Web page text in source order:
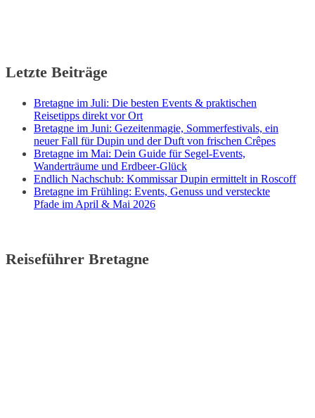
Letzte Beiträge
Bretagne im Juli: Die besten Events & praktischen
Reisetipps direkt vor Ort
Bretagne im Juni: Gezeitenmagie, Sommerfestivals, ein
neuer Fall für Dupin und der Duft von frischen Crêpes
Bretagne im Mai: Dein Guide für Segel-Events,
Wanderträume und Erdbeer-Glück
Endlich Nachschub: Kommissar Dupin ermittelt in Roscoff
Bretagne im Frühling: Events, Genuss und versteckte
Pfade im April & Mai 2026
Reiseführer Bretagne